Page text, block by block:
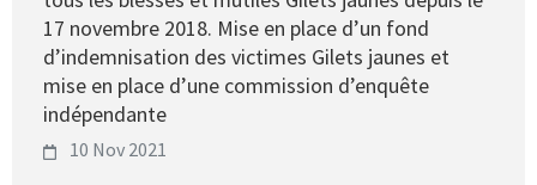
17 novembre 2018. Mise en place d’un fond
d’indemnisation des victimes Gilets jaunes et
mise en place d’une commission d’enquête
indépendante
10 Nov 2021